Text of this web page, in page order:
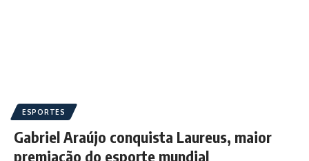
ESPORTES
Gabriel Araújo conquista Laureus, maior
premiação do esporte mundial